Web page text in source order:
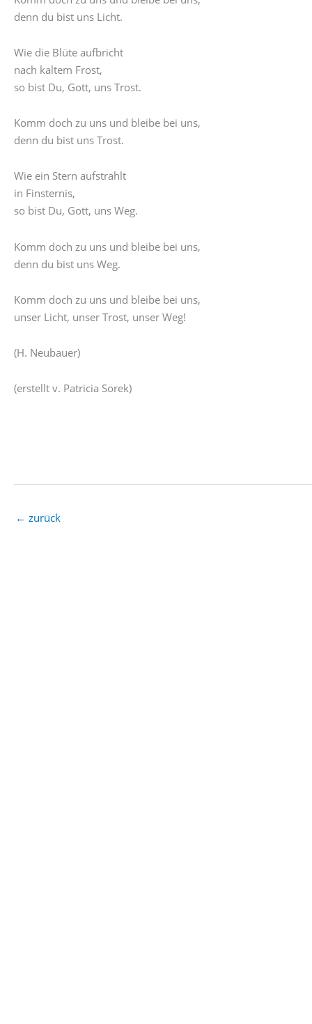
denn du bist uns Licht.
Wie die Blüte aufbricht
nach kaltem Frost,
so bist Du, Gott, uns Trost.
Komm doch zu uns und bleibe bei uns,
denn du bist uns Trost.
Wie ein Stern aufstrahlt
in Finsternis,
so bist Du, Gott, uns Weg.
Komm doch zu uns und bleibe bei uns,
denn du bist uns Weg.
Komm doch zu uns und bleibe bei uns,
unser Licht, unser Trost, unser Weg!
(H. Neubauer)
(erstellt v. Patricia Sorek)
← zurück